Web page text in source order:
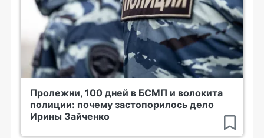
Пролежни, 100 дней в БСМП и волокита
полиции: почему застопорилось дело
Ирины Зайченко